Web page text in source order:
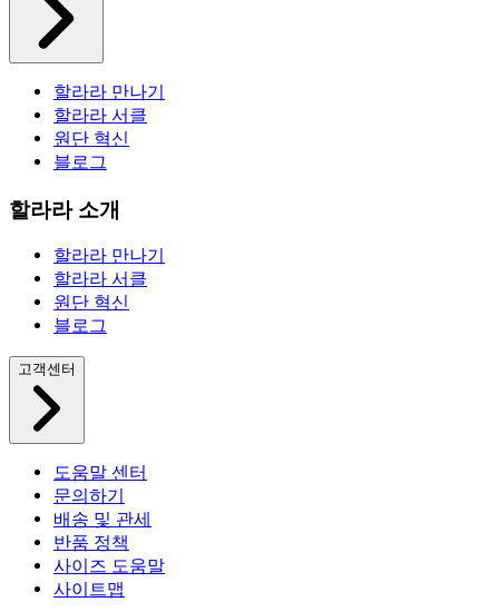
할라라 만나기
할라라 서클
원단 혁신
블로그
할라라 소개
할라라 만나기
할라라 서클
원단 혁신
블로그
고객센터
도움말 센터
문의하기
배송 및 관세
반품 정책
사이즈 도움말
사이트맵